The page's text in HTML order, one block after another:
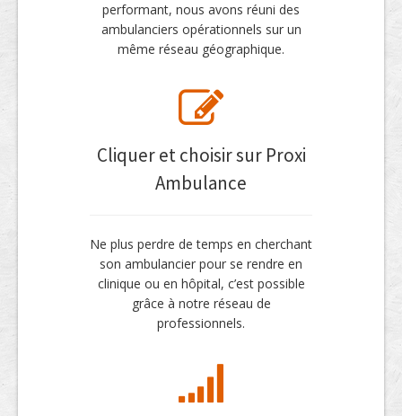
performant, nous avons réuni des
ambulanciers opérationnels sur un
même réseau géographique.
Cliquer et choisir sur Proxi
Ambulance
Ne plus perdre de temps en cherchant
son ambulancier pour se rendre en
clinique ou en hôpital, c’est possible
grâce à notre réseau de
professionnels.